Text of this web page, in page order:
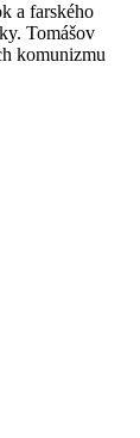
a farského
Tomášov
komunizmu